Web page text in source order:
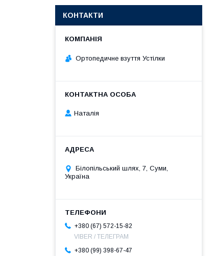
КОНТАКТИ
Ортопедичне взуття Устілки
Наталія
Білопільський шлях, 7, Суми,
Україна
+380 (67) 572-15-82
VIBER / ТЕЛЕГРАМ
+380 (99) 398-67-47